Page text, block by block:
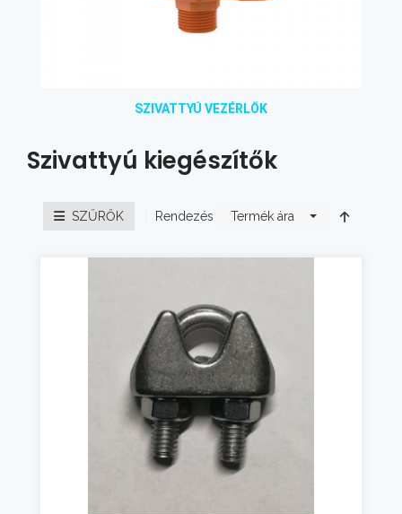
SZIVATTYÚ VEZÉRLŐK
Szivattyú kiegészítők
SZŰRŐK Rendezés Termék ára